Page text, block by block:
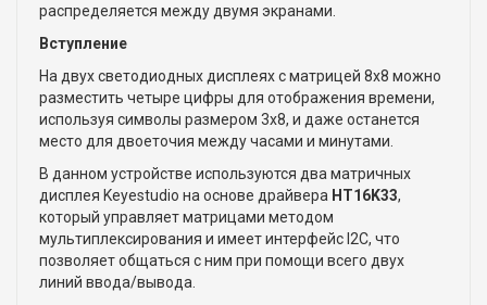
распределяется между двумя экранами.
Вступление
На двух светодиодных дисплеях с матрицей 8x8 можно
разместить четыре цифры для отображения времени,
используя символы размером 3x8, и даже останется
место для двоеточия между часами и минутами.
В данном устройстве используются два матричных
дисплея Keyestudio на основе драйвера HT16K33,
который управляет матрицами методом
мультиплексирования и имеет интерфейс I2C, что
позволяет общаться с ним при помощи всего двух
линий ввода/вывода.